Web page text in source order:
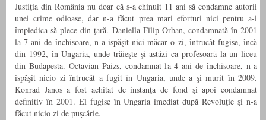
Justiţia din România nu doar că s-a chinuit 11 ani să condamne autorii
unei crime odioase, dar n-a făcut prea mari eforturi nici pentru a-i
împiedica să plece din ţară. Daniella Filip Orban, condamnată în 2001
la 7 ani de închisoare, n-a ispăşit nici măcar o zi, întrucât fugise, încă
din 1992, în Ungaria, unde trăieşte şi astăzi ca profesoară la un liceu
din Budapesta. Octavian Paizs, condamnat la 4 ani de închisoare, n-a
ispăşit nicio zi întrucât a fugit în Ungaria, unde a şi murit în 2009.
Konrad Janos a fost achitat de instanţa de fond şi apoi condamnat
definitiv în 2001. El fugise în Ungaria imediat după Revoluţie şi n-a
făcut nicio zi de puşcărie.